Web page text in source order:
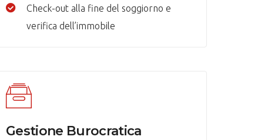
Check-out alla fine del soggiorno e
verifica dell’immobile
Gestione Burocratica